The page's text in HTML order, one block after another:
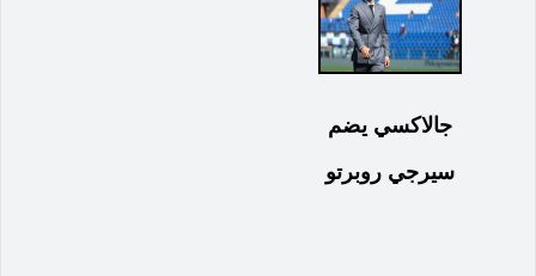
جالاكسي يضم
سيرجي روبرتو